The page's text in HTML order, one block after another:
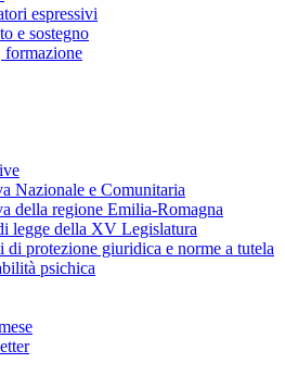
espressivi
e sostegno
formazione
Nazionale e Comunitaria
della regione Emilia-Romagna
legge della XV Legislatura
di protezione giuridica e norme a tutela
psichica